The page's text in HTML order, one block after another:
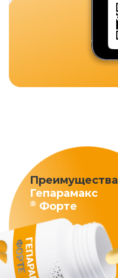
Преимущества
Гепарамакс
® Форте